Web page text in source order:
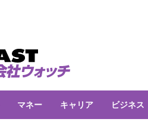
マネー キャリア ビジネス